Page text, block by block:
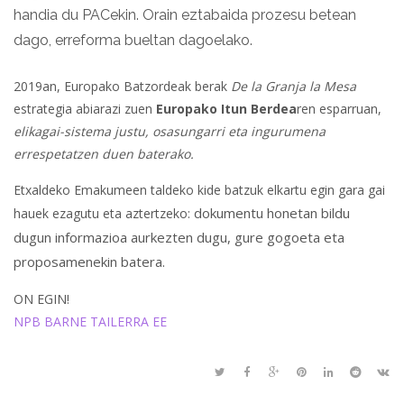
handia du PACekin. Orain eztabaida prozesu betean
dago, erreforma bueltan dagoelako.
2019an, Europako Batzordeak berak De la Granja la Mesa
estrategia abiarazi zuen Europako Itun Berdearen esparruan,
elikagai-sistema justu, osasungarri eta ingurumena
errespetatzen duen baterako.
Etxaldeko Emakumeen taldeko kide batzuk elkartu egin gara gai
hauek ezagutu eta aztertzeko: dokumentu honetan bildu
dugun informazioa aurkezten dugu, gure gogoeta eta
proposamenekin batera.
ON EGIN!
NPB BARNE TAILERRA EE